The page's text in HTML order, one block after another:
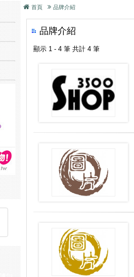
如愛好見證
品-媒體報導
？公司企業形象官網是很重要的.
歡迎民宿老闆來刊登~是完全免費的喔
如愛好見證
品-媒體報導
首頁 品牌介紹
品牌介紹
顯示 1 - 4 筆 共計 4 筆